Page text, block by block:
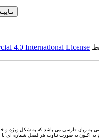
4.0 International License
به زبان فارسی می باشد که به شکل ویژه و